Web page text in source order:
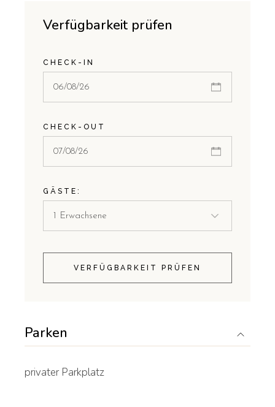
Verfügbarkeit prüfen
CHECK-IN
CHECK-OUT
GÄSTE:
VERFÜGBARKEIT PRÜFEN
Parken
privater Parkplatz